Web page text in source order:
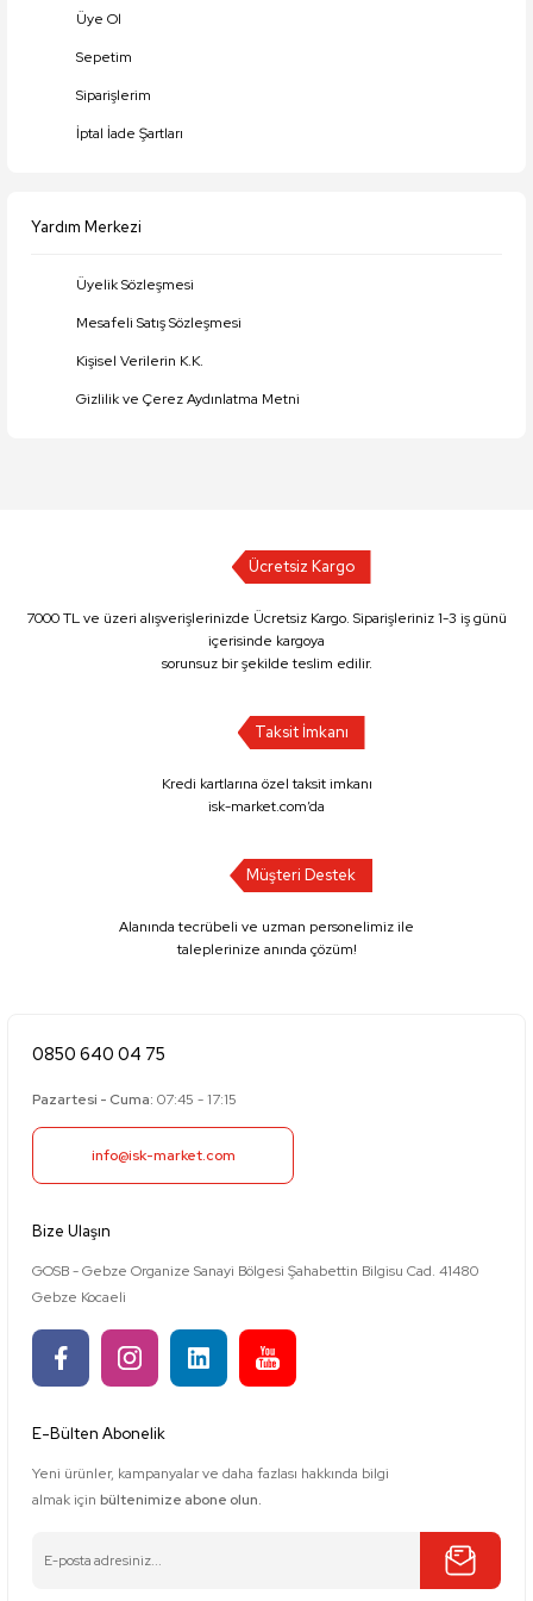
Üye Ol
Sepetim
Siparişlerim
İptal İade Şartları
Yardım Merkezi
Üyelik Sözleşmesi
Mesafeli Satış Sözleşmesi
Kişisel Verilerin K.K.
Gizlilik ve Çerez Aydınlatma Metni
Ücretsiz Kargo
7000 TL ve üzeri alışverişlerinizde Ücretsiz Kargo. Siparişleriniz 1-3 iş günü
içerisinde kargoya
sorunsuz bir şekilde teslim edilir.
Taksit İmkanı
Kredi kartlarına özel taksit imkanı
isk-market.com’da
Müşteri Destek
Alanında tecrübeli ve uzman personelimiz ile
taleplerinize anında çözüm!
0850 640 04 75
Pazartesi - Cuma: 07:45 - 17:15
info@isk-market.com
Bize Ulaşın
GOSB - Gebze Organize Sanayi Bölgesi Şahabettin Bilgisu Cad. 41480
Gebze Kocaeli
E-Bülten Abonelik
Yeni ürünler, kampanyalar ve daha fazlası hakkında bilgi
almak için bültenimize abone olun.